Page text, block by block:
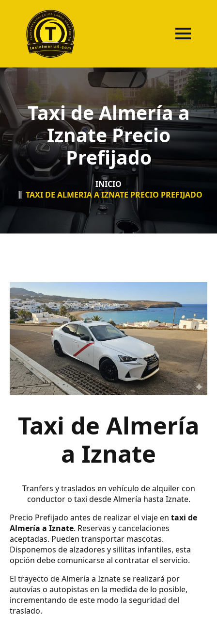
Taxi de Almería a
Iznate Precio
Prefijado
INICIO
TAXI DE ALMERÍA A IZNATE PRECIO PREFIJADO
Taxi de Almería
a Iznate
Tranfers y traslados en vehículo de alquiler con
conductor o taxi desde Almería hasta Iznate.
Precio Prefijado antes de realizar el viaje en taxi de
Almería a Iznate. Reservas y cancelaciones
aceptadas. Pueden transportar mascotas.
Disponemos de alzadores y sillitas infantiles, esta
opción debe comunicarse al contratar el servicio.
El trayecto de Almería a Iznate se realizará por
autovías o autopistas en la medida de lo posible,
incrementando de este modo la seguridad del
traslado.